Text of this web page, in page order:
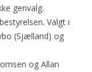
genvalg.
Valgt i
(Sjælland) og
og Allan